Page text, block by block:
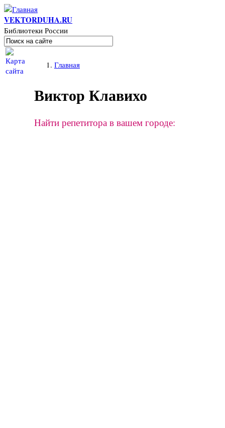
Перейти к основному содержанию
VEKTORDUHA.RU
Библиотеки России
Форма поиска
Поиск
Вы здесьГлавная
Виктор Клавихо
Найти репетитора в вашем городе: